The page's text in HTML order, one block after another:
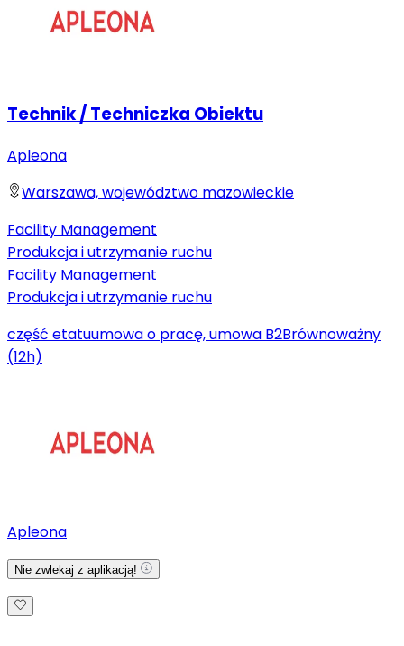
Technik / Techniczka Obiektu
Apleona
Warszawa, województwo mazowieckie
Facility Management
Produkcja i utrzymanie ruchu
Facility Management
Produkcja i utrzymanie ruchu
część etatuumowa o pracę, umowa B2Brównoważny
(12h)
Apleona
Nie zwlekaj z aplikacją!